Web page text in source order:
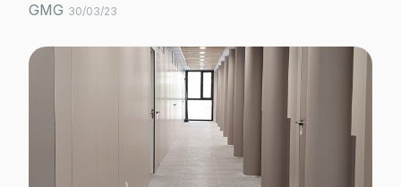
GMG 30/03/23